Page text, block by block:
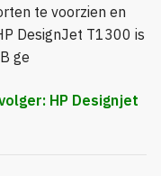
te voorzien en
DesignJet T1300 is
ge
HP Designjet